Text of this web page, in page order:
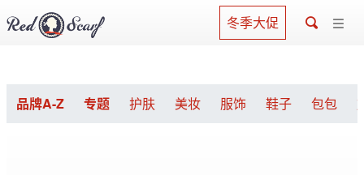
冬季大促
品牌A-Z 专题 护肤 美妆 服饰 鞋子 包包